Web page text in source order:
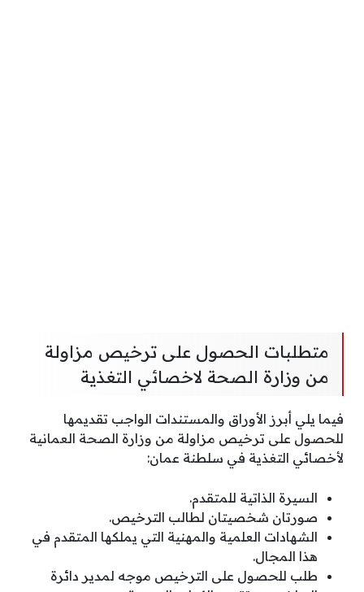
متطلبات الحصول على ترخيص مزاولة
من وزارة الصحة لاخصائي التغذية
فيما يلي أبرز الأوراق والمستندات الواجب تقديمها
للحصول على ترخيص مزاولة من وزارة الصحة العمانية
لأخصائي التغذية في سلطنة عمان:
السيرة الذاتية للمتقدم.
صورتان شخصيتان لطالب الترخيص.
الشهادات العلمية والمهنية التي يملكها المتقدم في
هذا المجال.
طلب للحصول على الترخيص موجه لمدير دائرة